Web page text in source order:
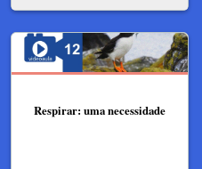
Respirar: uma necessidade